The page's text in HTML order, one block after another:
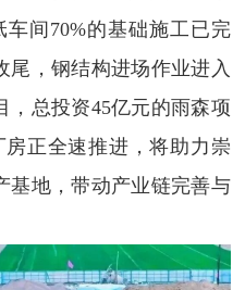
间70%的基础施工已完
尾，钢结构进场作业进入
，总投资45亿元的雨森项
正全速推进，将助力崇
基地，带动产业链完善与